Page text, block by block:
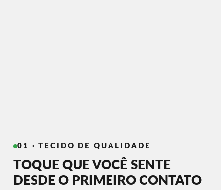
01 · TECIDO DE QUALIDADE
TOQUE QUE VOCÊ SENTE
DESDE O PRIMEIRO CONTATO